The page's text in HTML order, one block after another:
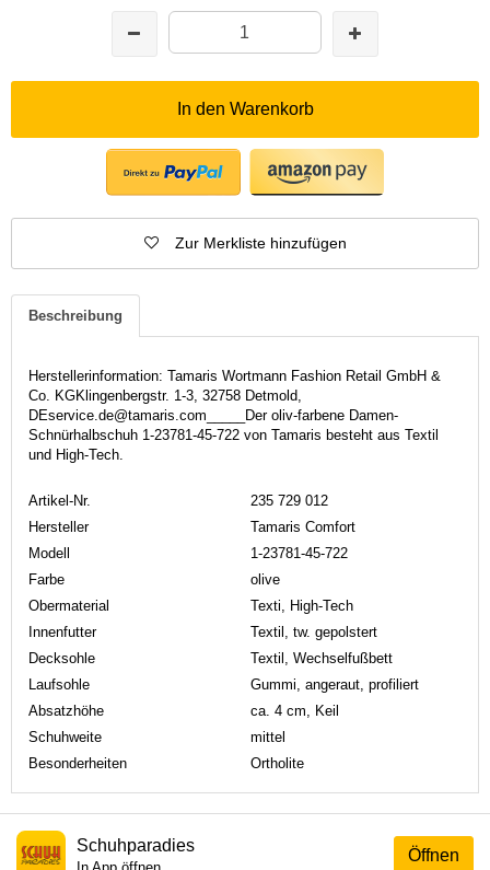
In den Warenkorb
Zur Merkliste hinzufügen
Beschreibung
Herstellerinformation: Tamaris Wortmann Fashion Retail GmbH &
Co. KGKlingenbergstr. 1-3, 32758 Detmold,
DEservice.de@tamaris.com_____Der oliv-farbene Damen-
Schnürhalbschuh 1-23781-45-722 von Tamaris besteht aus Textil
und High-Tech.
Artikel-Nr.
235 729 012
Hersteller
Tamaris Comfort
Modell
1-23781-45-722
Farbe
olive
Obermaterial
Texti, High-Tech
Innenfutter
Textil, tw. gepolstert
Decksohle
Textil, Wechselfußbett
Laufsohle
Gummi, angeraut, profiliert
Absatzhöhe
ca. 4 cm, Keil
Schuhweite
mittel
Besonderheiten
Ortholite
Öffnen
Schuhparadies
In App öffnen